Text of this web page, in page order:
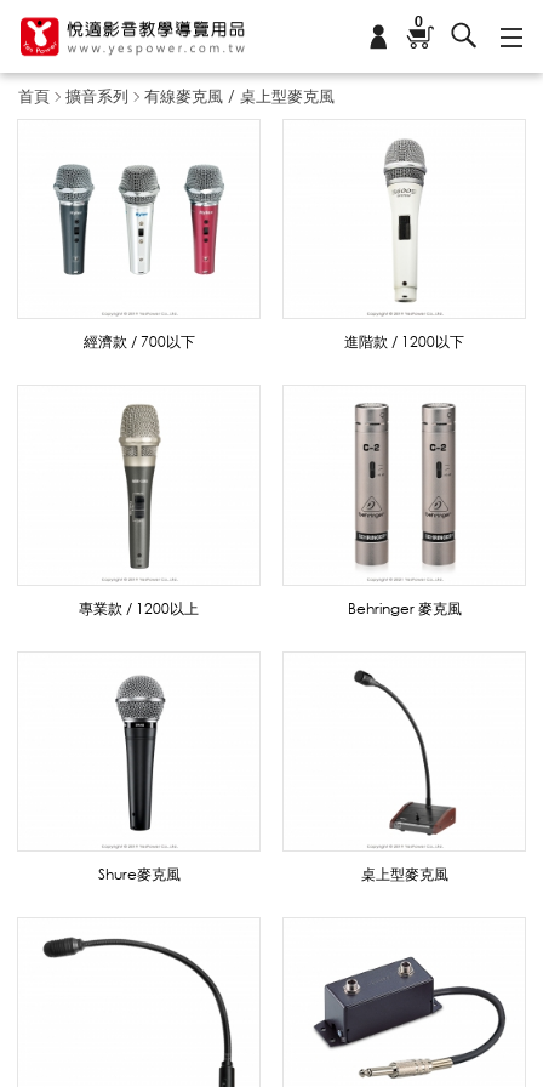
0
首頁 擴音系列 有線麥克風 / 桌上型麥克風
有
麥
/
型
麥
經濟款 / 700以下 進階款 / 1200以下
專業款 / 1200以上 Behringer 麥克風
Shure麥克風 桌上型麥克風